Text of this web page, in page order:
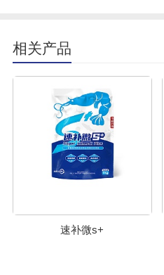
相关产品
速补微s+